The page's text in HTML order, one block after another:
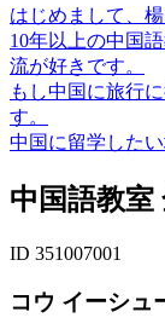
はじめまして、楊
10年以上の中国
流が好きです。
もし中国に旅行
す。
中国に留学した
中国語教室
ID 351007001
コウ イーシュ